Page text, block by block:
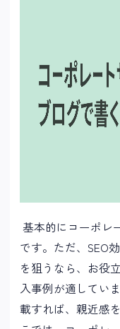
基本的にコーポレ
です。ただ、SEO
を狙うなら、お役
入事例が適してい
載すれば、親近感